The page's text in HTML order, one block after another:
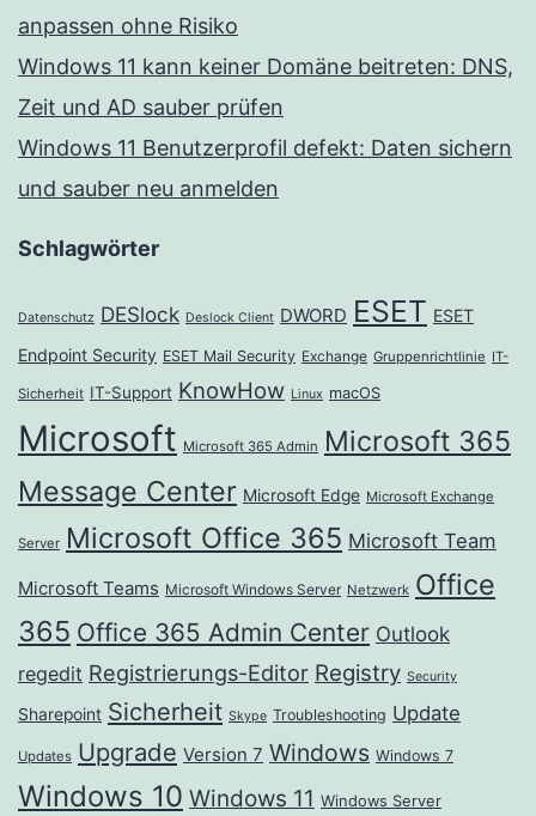
anpassen ohne Risiko
Windows 11 kann keiner Domäne beitreten: DNS,
Zeit und AD sauber prüfen
Windows 11 Benutzerprofil defekt: Daten sichern
und sauber neu anmelden
Schlagwörter
Datenschutz DESlock Deslock Client DWORD ESET ESET
Endpoint Security ESET Mail Security Exchange Gruppenrichtlinie IT-
Sicherheit IT-Support KnowHow Linux macOS
Microsoft Microsoft 365 Admin Microsoft 365
Message Center Microsoft Edge Microsoft Exchange
Server Microsoft Office 365 Microsoft Team
Microsoft Teams Microsoft Windows Server Netzwerk Office
365 Office 365 Admin Center Outlook
regedit Registrierungs-Editor Registry Security
Sharepoint Sicherheit Skype Troubleshooting Update
Updates Upgrade Version 7 Windows Windows 7
Windows 10 Windows 11 Windows Server